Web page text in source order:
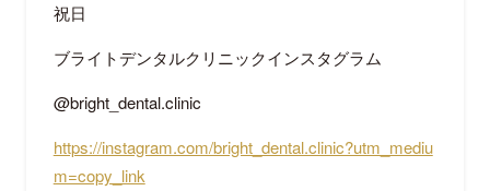
祝日
ブライトデンタルクリニックインスタグラム
@bright_dental.clinic
https://instagram.com/bright_dental.clinic?utm_mediu
m=copy_link